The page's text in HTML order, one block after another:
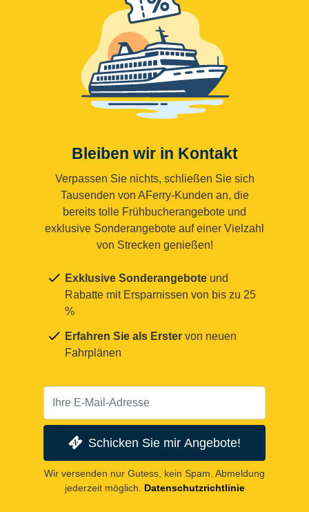
Bleiben wir in Kontakt
Verpassen Sie nichts, schließen Sie sich
Tausenden von AFerry-Kunden an, die
bereits tolle Frühbucherangebote und
exklusive Sonderangebote auf einer Vielzahl
von Strecken genießen!
Exklusive Sonderangebote und
Rabatte mit Ersparnissen von bis zu 25
%
Erfahren Sie als Erster von neuen
Fahrplänen
Schicken Sie mir Angebote!
Wir versenden nur Gutess, kein Spam. Abmeldung
jederzeit möglich.
Datenschutzrichtlinie